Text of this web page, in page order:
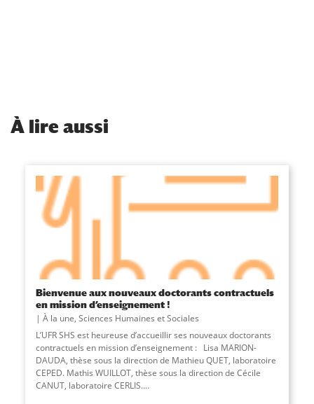
À lire aussi
Bienvenue aux nouveaux doctorants contractuels
en mission d’enseignement !
À la une, Sciences Humaines et Sociales
L’UFR SHS est heureuse d’accueillir ses nouveaux doctorants
contractuels en mission d’enseignement : Lisa MARION-
DAUDA, thèse sous la direction de Mathieu QUET, laboratoire
CEPED. Mathis WUILLOT, thèse sous la direction de Cécile
CANUT, laboratoire CERLIS....